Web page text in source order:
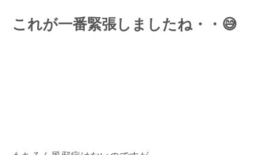
これが一番緊張しましたね・・😅